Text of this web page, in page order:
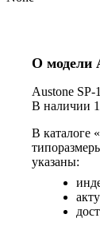
О модели
Austone
В наличии
В каталоге
указаны: